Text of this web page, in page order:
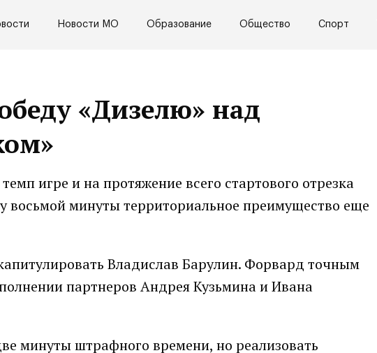
Новости МО Образование Общество Спорт
«Дизелю» над
игре и на протяжение всего стартового отрезка
минуты территориальное преимущество еще
Владислав Барулин. Форвард точным
партнеров Андрея Кузьмина и Ивана
минуты штрафного времени, но реализовать